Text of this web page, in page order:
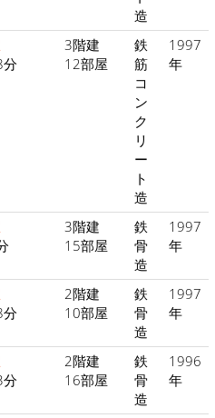
造
分
3階建
12部屋
鉄
筋
コ
ン
ク
リ
ー
ト
造
1997
年
3階建
15部屋
鉄
骨
造
1997
年
分
2階建
10部屋
鉄
骨
造
1997
年
分
2階建
16部屋
鉄
骨
造
1996
年